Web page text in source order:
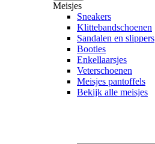
Meisjes
Sneakers
Klittebandschoenen
Sandalen en slippers
Booties
Enkellaarsjes
Veterschoenen
Meisjes pantoffels
Bekijk alle meisjes